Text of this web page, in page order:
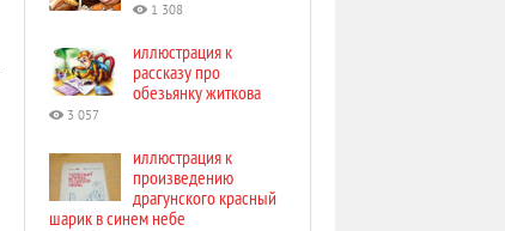
1 308
иллюстрация к
рассказу про
обезьянку житкова
3 057
иллюстрация к
произведению
драгунского красный
шарик в синем небе